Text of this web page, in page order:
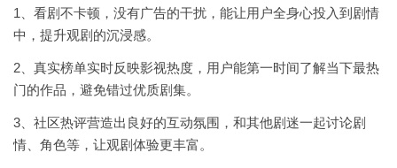
1、看剧不卡顿，没有广告的干扰，能让用户全身心投入到剧情
中，提升观剧的沉浸感。
2、真实榜单实时反映影视热度，用户能第一时间了解当下最热
门的作品，避免错过优质剧集。
3、社区热评营造出良好的互动氛围，和其他剧迷一起讨论剧
情、角色等，让观剧体验更丰富。